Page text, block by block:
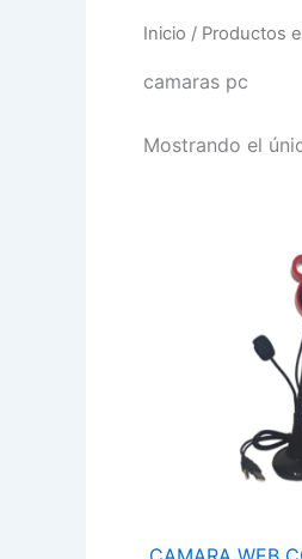
Inicio / Productos
camaras pc
Mostrando el